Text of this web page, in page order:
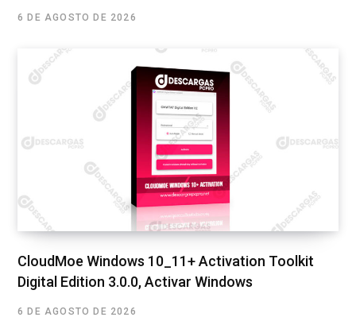
6 DE AGOSTO DE 2026
CloudMoe Windows 10_11+ Activation Toolkit
Digital Edition 3.0.0, Activar Windows
6 DE AGOSTO DE 2026